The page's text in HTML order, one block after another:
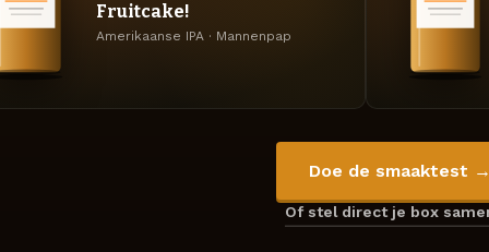
Fruitcake!
Amerikaanse IPA · Mannenpap
Doe de smaaktest →
Of stel direct je box